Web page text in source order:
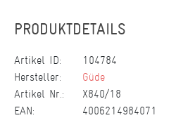
PRODUKTDETAILS
Artikel ID:
104784
Hersteller:
Güde
Artikel Nr.:
X840/18
EAN:
4006214984071